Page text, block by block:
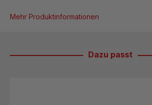
Mehr Produktinformationen
Dazu passt